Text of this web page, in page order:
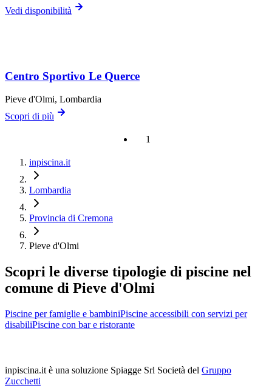
Vedi disponibilità
Centro Sportivo Le Querce
Pieve d'Olmi, Lombardia
Scopri di più
1
inpiscina.it
Lombardia
Provincia di Cremona
Pieve d'Olmi
Scopri le diverse tipologie di piscine nel
comune di Pieve d'Olmi
Piscine per famiglie e bambiniPiscine accessibili con servizi per
disabiliPiscine con bar e ristorante
inpiscina.it è una soluzione Spiagge Srl Società del Gruppo
Zucchetti